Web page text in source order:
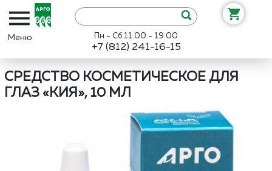
Пн - Сб 11.00 - 19.00
+7 (812) 241-16-15
СРЕДСТВО КОСМЕТИЧЕСКОЕ ДЛЯ
ГЛАЗ «КИЯ», 10 МЛ